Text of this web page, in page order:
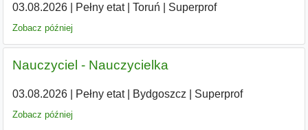
03.08.2026| Pełny etat| Toruń Superprof
Zobacz później
Nauczyciel - Nauczycielka
03.08.2026| Pełny etat| Bydgoszcz Superprof
Zobacz później